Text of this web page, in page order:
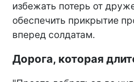
избежать потерь от
обеспечить прикрытие
вперед солдатам.
Дорога, которая